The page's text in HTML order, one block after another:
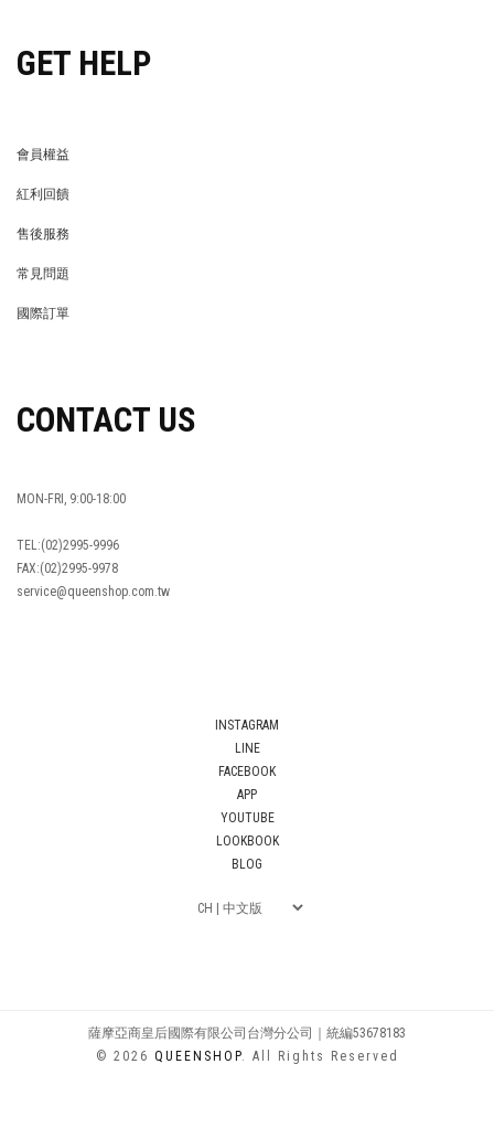
GET HELP
會員權益
紅利回饋
售後服務
常見問題
國際訂單
CONTACT US
MON-FRI, 9:00-18:00
TEL:(02)2995-9996
FAX:(02)2995-9978
service@queenshop.com.tw
INSTAGRAM
LINE
FACEBOOK
APP
YOUTUBE
LOOKBOOK
BLOG
薩摩亞商皇后國際有限公司台灣分公司｜統編53678183
© 2026 QUEENSHOP. All Rights Reserved